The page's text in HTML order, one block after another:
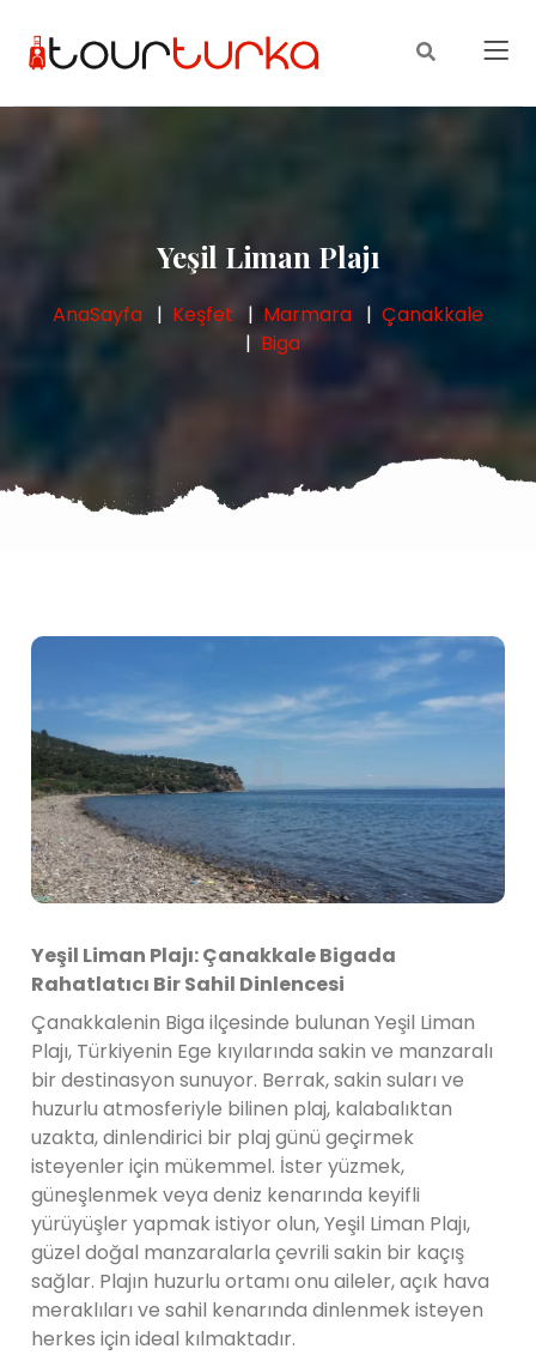
Yeşil Liman Plajı
AnaSayfa Keşfet Marmara
Çanakkale
Biga
Yeşil Liman Plajı: Çanakkale Bigada
Rahatlatıcı Bir Sahil Dinlencesi
Çanakkalenin Biga ilçesinde bulunan Yeşil Liman
Plajı, Türkiyenin Ege kıyılarında sakin ve manzaralı
bir destinasyon sunuyor. Berrak, sakin suları ve
huzurlu atmosferiyle bilinen plaj, kalabalıktan
uzakta, dinlendirici bir plaj günü geçirmek
isteyenler için mükemmel. İster yüzmek,
güneşlenmek veya deniz kenarında keyifli
yürüyüşler yapmak istiyor olun, Yeşil Liman Plajı,
güzel doğal manzaralarla çevrili sakin bir kaçış
sağlar. Plajın huzurlu ortamı onu aileler, açık hava
meraklıları ve sahil kenarında dinlenmek isteyen
herkes için ideal kılmaktadır.